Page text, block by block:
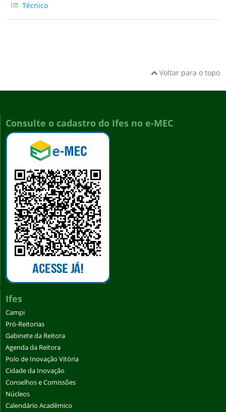
Técnico
Voltar para o topo
Consulte o cadastro do Ifes no e-MEC
Ifes
Campi
Pró-Reitorias
Gabinete da Reitora
Agenda da Reitora
Polo de Inovação Vitória
Cidade da Inovação
Conselhos e Comissões
Núcleos
Calendário Acadêmico